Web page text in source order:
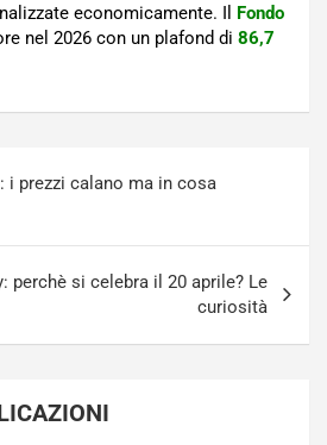
economicamente. Il Fondo
nel 2026 con un plafond di 86,7
i prezzi calano ma in cosa
perchè si celebra il 20 aprile? Le
curiosità